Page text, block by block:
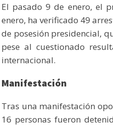
El pasado 9 de enero, el
enero, ha verificado 49
de posesión presidencial,
pese al cuestionado
internacional.
Manifestación
Tras una manifestación
16 personas fueron